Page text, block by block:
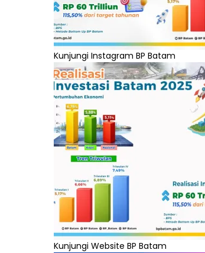
Kunjungi Instagram BP Batam
Kunjungi Website BP Batam